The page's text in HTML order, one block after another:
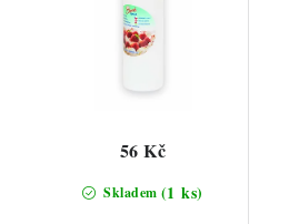
Skladem (1 ks)
56 Kč